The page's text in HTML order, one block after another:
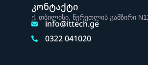
კონტაქტი
ქ. თბილისი, წერეთლის გამზირი
info@ittech.ge
0322 041020